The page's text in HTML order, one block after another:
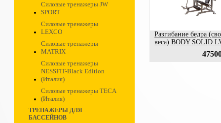
Силовые тренажеры JW
SPORT
Силовые тренажеры
LEXCO
Силовые тренажеры
MATRIX
Силовые тренажеры
NESSFIT-Black Edition
(Италия)
Силовые тренажеры TECA
(Италия)
ТРЕНАЖЕРЫ ДЛЯ
БАССЕЙНОВ
Разгибание бедра
веса) BODY SOLID